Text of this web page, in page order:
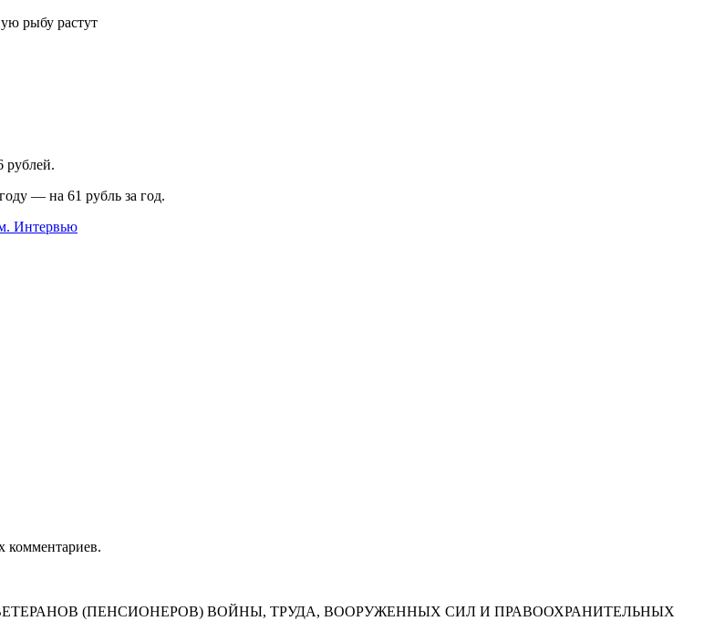
рыбу растут
рублей.
— на 61 рубль за год.
Интервью
комментариев.
(ПЕНСИОНЕРОВ) ВОЙНЫ, ТРУДА, ВООРУЖЕННЫХ СИЛ И ПРАВООХРАНИТЕЛЬНЫХ